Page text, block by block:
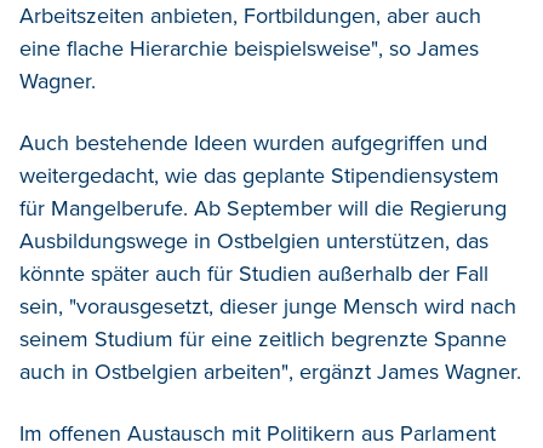
Arbeitszeiten anbieten, Fortbildungen, aber auch
eine flache Hierarchie beispielsweise", so James
Wagner.
Auch bestehende Ideen wurden aufgegriffen und
weitergedacht, wie das geplante Stipendiensystem
für Mangelberufe. Ab September will die Regierung
Ausbildungswege in Ostbelgien unterstützen, das
könnte später auch für Studien außerhalb der Fall
sein, "vorausgesetzt, dieser junge Mensch wird nach
seinem Studium für eine zeitlich begrenzte Spanne
auch in Ostbelgien arbeiten", ergänzt James Wagner.
Im offenen Austausch mit Politikern aus Parlament